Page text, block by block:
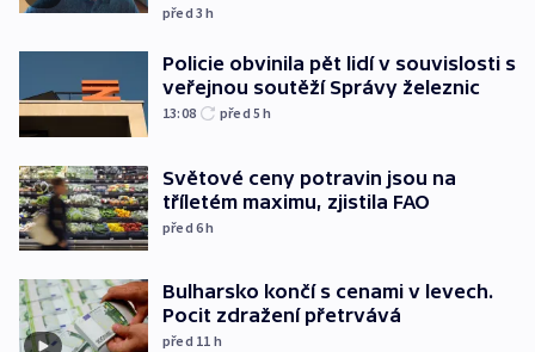
před 3h
Policie obvinila pět lidí v souvislosti s
veřejnou soutěží Správy železnic
13:08 před 5h
Světové ceny potravin jsou na
tříletém maximu, zjistila FAO
před 6h
Bulharsko končí s cenami v levech.
Pocit zdražení přetrvává
před 11 h